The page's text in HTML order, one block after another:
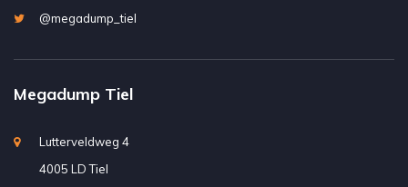
@megadump_tiel
Megadump Tiel
Lutterveldweg 4
4005 LD Tiel